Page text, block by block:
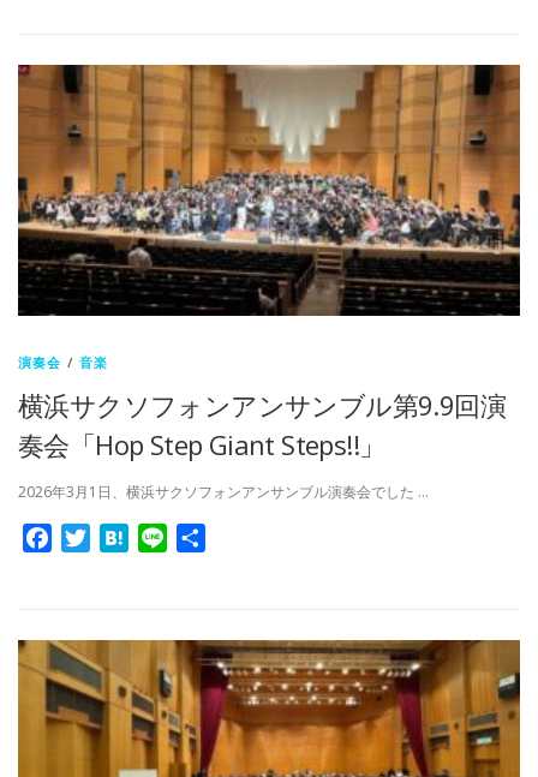
演奏会 /音楽
横浜サクソフォンアンサンブル第9.9回演
奏会「Hop Step Giant Steps!!」
2026年3月1日、横浜サクソフォンアンサンブル演奏会でした …
FacebookTwitterHatena
Line